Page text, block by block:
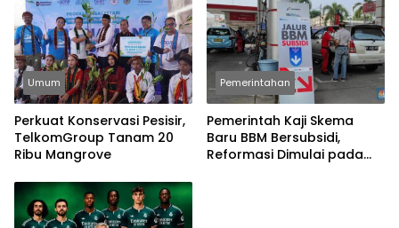
Umum
Perkuat Konservasi Pesisir,
TelkomGroup Tanam 20
Ribu Mangrove
Pemerintahan
Pemerintah Kaji Skema
Baru BBM Bersubsidi,
Reformasi Dimulai pada